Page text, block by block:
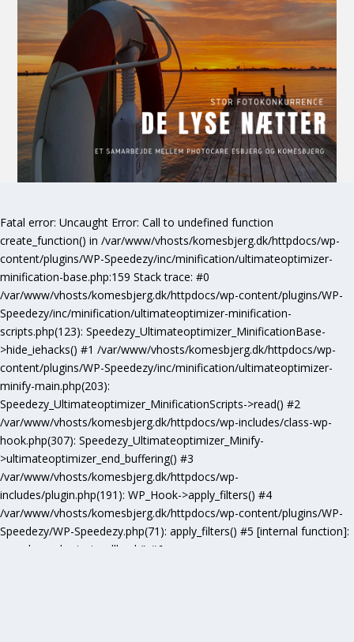
Fatal error: Uncaught Error: Call to undefined function
create_function() in /var/www/vhosts/komesbjerg.dk/httpdocs/wp-
content/plugins/WP-Speedezy/inc/minification/ultimateoptimizer-
minification-base.php:159 Stack trace: #0
/var/www/vhosts/komesbjerg.dk/httpdocs/wp-content/plugins/WP-
Speedezy/inc/minification/ultimateoptimizer-minification-
scripts.php(123): Speedezy_Ultimateoptimizer_MinificationBase-
>hide_iehacks() #1 /var/www/vhosts/komesbjerg.dk/httpdocs/wp-
content/plugins/WP-Speedezy/inc/minification/ultimateoptimizer-
minify-main.php(203):
Speedezy_Ultimateoptimizer_MinificationScripts->read() #2
/var/www/vhosts/komesbjerg.dk/httpdocs/wp-includes/class-wp-
hook.php(307): Speedezy_Ultimateoptimizer_Minify-
>ultimateoptimizer_end_buffering() #3
/var/www/vhosts/komesbjerg.dk/httpdocs/wp-
includes/plugin.php(191): WP_Hook->apply_filters() #4
/var/www/vhosts/komesbjerg.dk/httpdocs/wp-content/plugins/WP-
Speedezy/WP-Speedezy.php(71): apply_filters() #5 [internal function]:
speedezy_ob_start_callback() #6